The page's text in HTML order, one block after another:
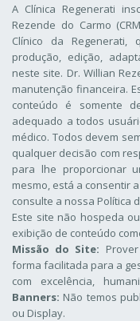
A Clínica Regenerati
Rezende do Carmo
Clínico da Regenerati,
produção, edição,
neste site. Dr. Willian
manutenção financeira.
conteúdo é somente
adequado a todos
médico. Todos devem
qualquer decisão com
para lhe proporcionar
mesmo, está a consentir
consulte a nossa Política
Este site não hospeda
exibição de conteúdo
Missão do Site:
forma facilitada para a
com excelência,
Banners: Não temos
ou Display.